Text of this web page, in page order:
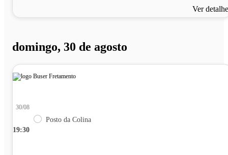
Ver
domingo, 30 de agosto
19:30
30/08
Posto da Colina